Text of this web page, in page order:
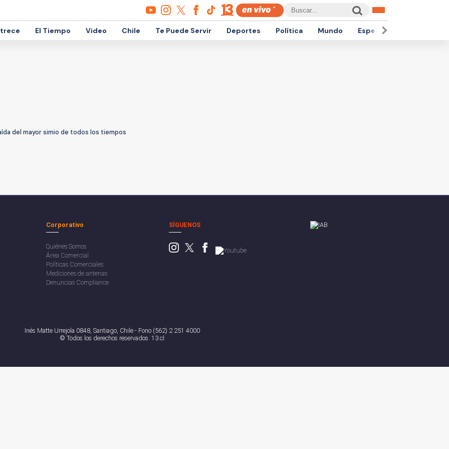
El Tiempo Video Chile Te Puede Servir Deportes Política Mundo Espectáculos
del mayor simio de todos los tiempos
Corporativo
Quiénes Somos
Área Comercial
Políticas Comerciales
Mediciones de antenas
Denuncias Compliance
SÍGUENOS
Inés Matte Urrejola 0848, Santiago, Chile - Fono (562) 2 251 4000
© Todos los derechos reservados. 13.cl